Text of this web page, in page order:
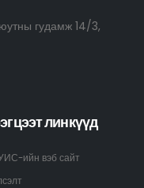
гудамж 14/3,
линкүүд
ийн вэб сайт